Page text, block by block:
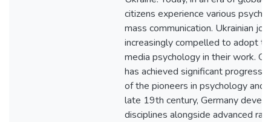
citizens experience various
mass communication. Ukrainian
increasingly compelled to adopt
media psychology in their work.
has achieved significant progress
of the pioneers in psychology and
late 19th century, Germany
disciplines alongside advanced